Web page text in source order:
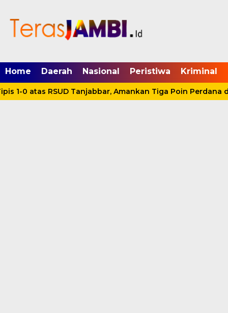
Home Daerah Nasional Peristiwa Kriminal
1-0 atas RSUD Tanjabbar, Amankan Tiga Poin Perdana di